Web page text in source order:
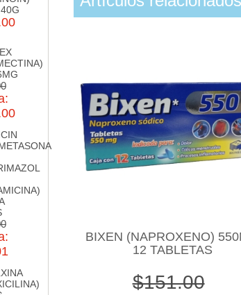
BIXEN (NAPROXENO)
12 TABLETAS
$151.00